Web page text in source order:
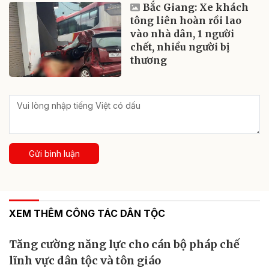
Bắc Giang: Xe khách
tông liên hoàn rồi lao
vào nhà dân, 1 người
chết, nhiều người bị
thương
Gửi bình luận
XEM THÊM CÔNG TÁC DÂN TỘC
Tăng cường năng lực cho cán bộ pháp chế
lĩnh vực dân tộc và tôn giáo